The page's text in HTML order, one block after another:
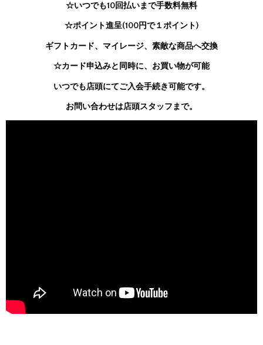
☆いつでも10回払いまで手数料無料
☆ポイント進呈(100円で１ポイント)
ギフトカード、マイレージ、素敵な商品へ交換
☆カード申込みと同時に、お買い物が可能
いつでも店頭にてご入会手続き可能です。
お問い合わせは店頭スタッフまで。